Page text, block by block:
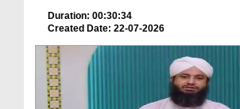
Duration: 00:30:34
Created Date: 22-07-2026